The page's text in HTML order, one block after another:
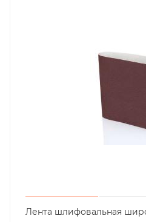
Лента шлифовальная